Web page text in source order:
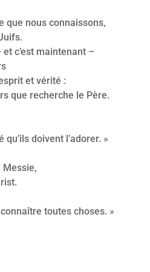
que nous connaissons,
c’est maintenant –
et vérité :
que recherche le Père.
qu’ils doivent l’adorer. »
Messie,
toutes choses. »